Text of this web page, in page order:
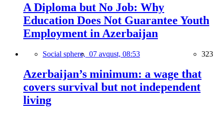
A Diploma but No Job: Why
Education Does Not Guarantee Youth
Employment in Azerbaijan
Social sphere, 07 avqust, 08:53 323
Azerbaijan’s minimum: a wage that
covers survival but not independent
living